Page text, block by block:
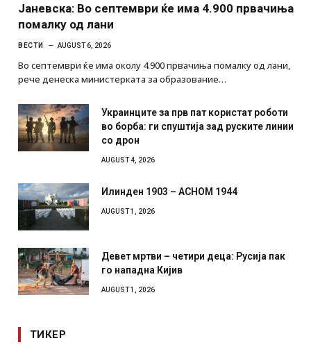
Јаневска: Во септември ќе има 4.900 првачиња
помалку од лани
ВЕСТИ AUGUST 6, 2026
Во септември ќе има околу 4.900 првачиња помалку од лани,
рече денеска министерката за образование…
Украинците за прв пат користат роботи
во борба: ги спуштија зад руските линии
со дрон
AUGUST 4, 2026
Илинден 1903 – АСНОМ 1944
AUGUST 1, 2026
Девет мртви – четири деца: Русија пак
го нападна Кијив
AUGUST 1, 2026
ТИКЕР